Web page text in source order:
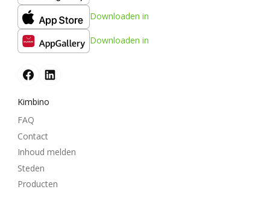
Downloaden in
Downloaden in
Kimbino
FAQ
Contact
Inhoud melden
Steden
Producten